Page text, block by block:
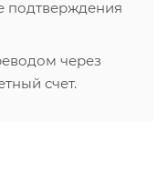
подтверждения
через
счет.